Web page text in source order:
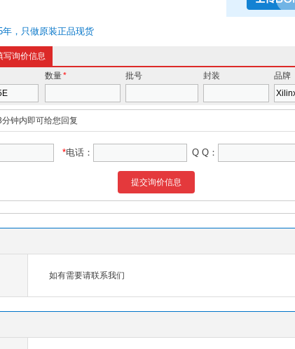
，只做原装正品现货
写询价信息
数量* 批号 封装 品牌
钟内即可给您回复
*电话： Q Q：
提交询价信息
如有需要请联系我们